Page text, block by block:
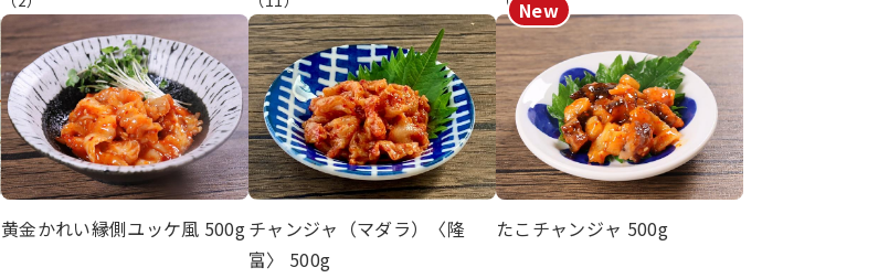
黄金かれい縁側ユッケ風 500gチャンジャ（マダラ）〈隆
富〉 500g
たこチャンジャ 500g